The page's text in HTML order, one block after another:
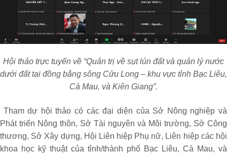
Hội thảo trực tuyến về “Quản trị về sụt lún đất và quản lý nước
dưới đất tại đồng bằng sông Cửu Long – khu vực tỉnh Bạc Liêu,
Cà Mau, và Kiên Giang”.
Tham dự hội thảo có các đại diện của Sở Nông nghiệp và
Phát triển Nông thôn, Sở Tài nguyên và Môi trường, Sở Công
thương, Sở Xây dựng, Hội Liên hiệp Phụ nữ, Liên hiệp các hội
khoa học kỹ thuật của tỉnh/thành phố Bạc Liêu, Cà Mau, và